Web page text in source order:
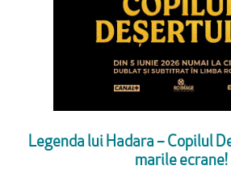
Legenda lui Hadara – Copilul
marile ecrane!